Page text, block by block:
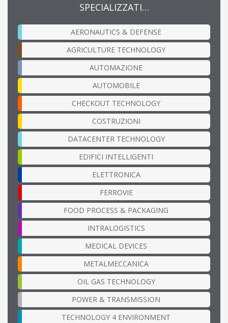
SPECIALIZZATI…
AERONAUTICS & DEFENSE
AGRICULTURE TECHNOLOGY
AUTOMAZIONE
AUTOMOBILE
CHECKOUT TECHNOLOGY
COSTRUZIONI
DATACENTER TECHNOLOGY
EDIFICI INTELLIGENTI
ELETTRONICA
FERROVIE
FOOD PROCESS & PACKAGING
INTRALOGISTICS
MEDICAL DEVICES
METALMECCANICA
OIL GAS TECHNOLOGY
POWER & TRANSMISSION
TECHNOLOGY 4 ENVIRONMENT